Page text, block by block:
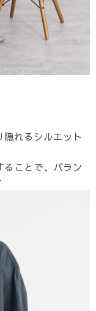
れるシルエット
ことで、バラン